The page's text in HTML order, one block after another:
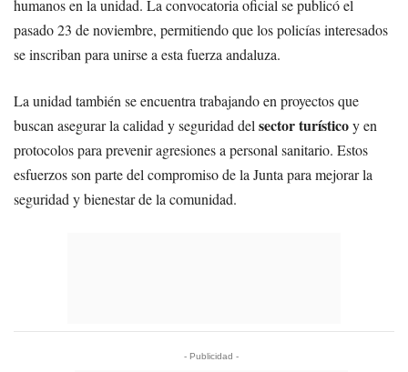
humanos en la unidad. La convocatoria oficial se publicó el
pasado 23 de noviembre, permitiendo que los policías interesados
se inscriban para unirse a esta fuerza andaluza.
La unidad también se encuentra trabajando en proyectos que
buscan asegurar la calidad y seguridad del sector turísticoy en
protocolos para prevenir agresiones a personal sanitario. Estos
esfuerzos son parte del compromiso de la Junta para mejorar la
seguridad y bienestar de la comunidad.
- Publicidad -